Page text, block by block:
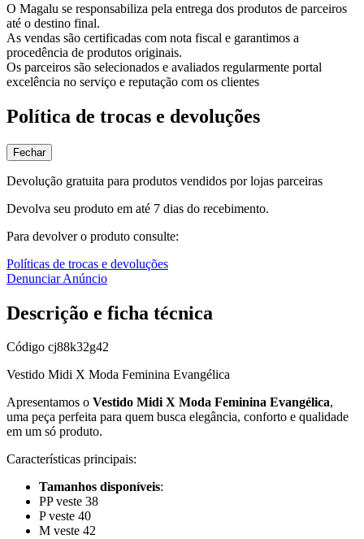
O Magalu se responsabiliza pela entrega dos produtos de parceiros
até o destino final.
As vendas são certificadas com nota fiscal e garantimos a
procedência de produtos originais.
Os parceiros são selecionados e avaliados regularmente portal
excelência no serviço e reputação com os clientes
Política de trocas e devoluções
Fechar
Devolução gratuita para produtos vendidos por lojas parceiras
Devolva seu produto em até 7 dias do recebimento.
Para devolver o produto consulte:
Políticas de trocas e devoluções
Denunciar Anúncio
Descrição e ficha técnica
Código cj88k32g42
Vestido Midi X Moda Feminina Evangélica
Apresentamos o Vestido Midi X Moda Feminina Evangélica,
uma peça perfeita para quem busca elegância, conforto e qualidade
em um só produto.
Características principais:
Tamanhos disponíveis:
PP veste 38
P veste 40
M veste 42